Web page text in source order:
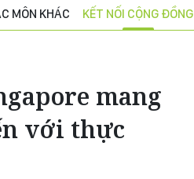
MÔN KHÁC KẾT NỐI CỘNG ĐỒNG
mang
với thực